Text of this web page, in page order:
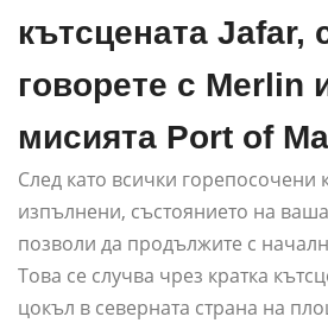
кътсцената Jafar,
говорете с Merlin
мисията Port of
След като всички горепосочени
изпълнени, състоянието на
позволи да продължите с
Това се случва чрез кратка
цокъл в северната страна на